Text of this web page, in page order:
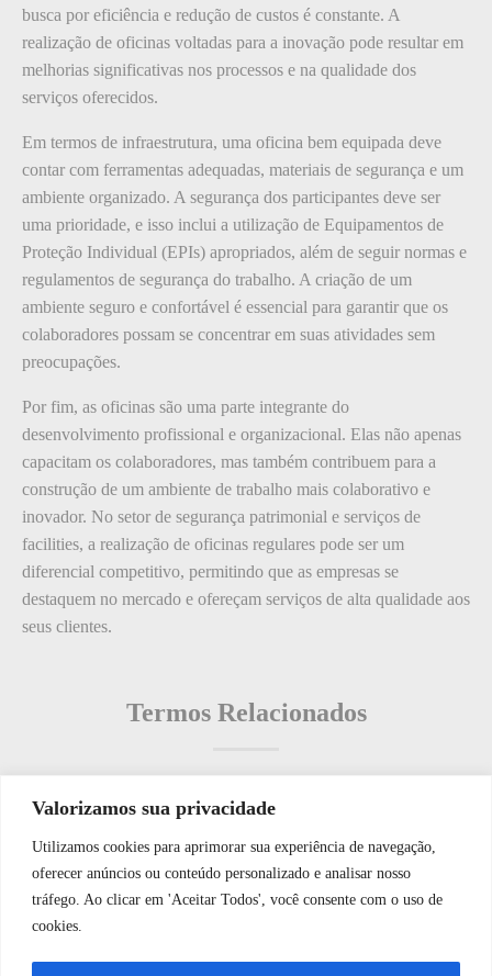
Valorizamos sua privacidade
Utilizamos cookies para aprimorar sua experiência de navegação,
oferecer anúncios ou conteúdo personalizado e analisar nosso
tráfego. Ao clicar em 'Aceitar Todos', você consente com o uso de
cookies.
busca por eficiência e redução de custos é constante. A
realização de oficinas voltadas para a inovação pode resultar em
melhorias significativas nos processos e na qualidade dos
serviços oferecidos.
Em termos de infraestrutura, uma oficina bem equipada deve
contar com ferramentas adequadas, materiais de segurança e um
ambiente organizado. A segurança dos participantes deve ser
uma prioridade, e isso inclui a utilização de Equipamentos de
Proteção Individual (EPIs) apropriados, além de seguir normas e
regulamentos de segurança do trabalho. A criação de um
ambiente seguro e confortável é essencial para garantir que os
colaboradores possam se concentrar em suas atividades sem
preocupações.
Por fim, as oficinas são uma parte integrante do
desenvolvimento profissional e organizacional. Elas não apenas
capacitam os colaboradores, mas também contribuem para a
construção de um ambiente de trabalho mais colaborativo e
inovador. No setor de segurança patrimonial e serviços de
facilities, a realização de oficinas regulares pode ser um
diferencial competitivo, permitindo que as empresas se
destaquem no mercado e ofereçam serviços de alta qualidade aos
seus clientes.
Termos Relacionados
Termos populares
O que é: habitação segura
O que é: zero gastos desnecessários
WhatsApp JF Tech
Vamos conversar e descobrir como